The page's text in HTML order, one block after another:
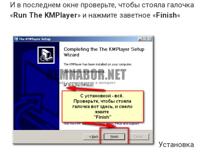
И в последнем окне проверьте, чтобы стояла галочка
«Run The KMPlayer» и нажмите заветное «Finish«
Установка